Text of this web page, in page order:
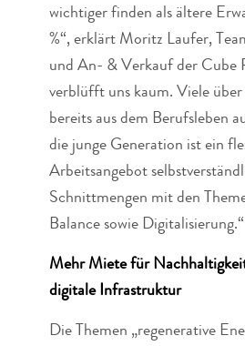
wichtiger finden als ältere
%“, erklärt Moritz Laufer,
und An- & Verkauf der Cube
verblüfft uns kaum. Viele
bereits aus dem Berufsleben
die junge Generation ist ein
Arbeitsangebot
Schnittmengen mit den
Balance sowie Digitalisierung.“
Mehr Miete für
digitale Infrastruktur
Die Themen „regenerative